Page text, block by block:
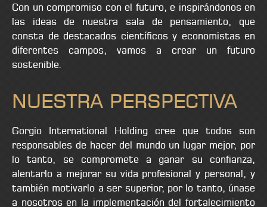
Con un compromiso con el futuro, e inspirándonos en
las ideas de nuestra sala de pensamiento, que
consta de destacados científicos y economistas en
diferentes campos, vamos a crear un futuro
sostenible.
NUESTRA PERSPECTIVA
Gorgio International Holding cree que todos son
responsables de hacer del mundo un lugar mejor, por
lo tanto, se compromete a ganar su confianza,
alentarlo a mejorar su vida profesional y personal, y
también motivarlo a ser superior, por lo tanto, únase
a nosotros en la implementación del fortalecimiento